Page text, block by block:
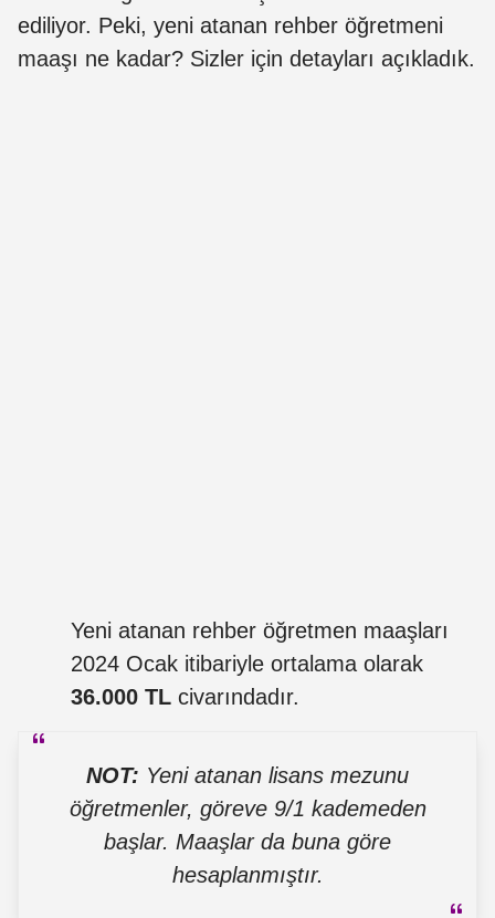
ediliyor. Peki, yeni atanan rehber öğretmeni
maaşı ne kadar? Sizler için detayları açıkladık.
Yeni atanan rehber öğretmen maaşları
2024 Ocak itibariyle ortalama olarak
36.000 TL civarındadır.
NOT: Yeni atanan lisans mezunu
öğretmenler, göreve 9/1 kademeden
başlar. Maaşlar da buna göre
hesaplanmıştır.